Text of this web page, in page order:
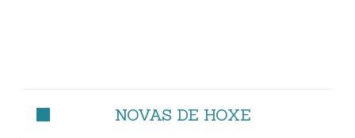
NOVAS DE HOXE